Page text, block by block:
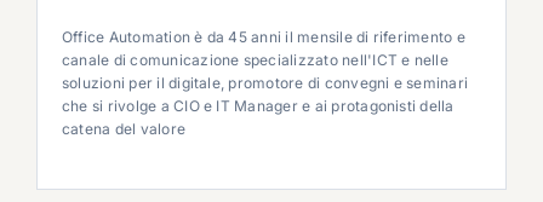
Office Automation è da 45 anni il mensile di riferimento e
canale di comunicazione specializzato nell'ICT e nelle
soluzioni per il digitale, promotore di convegni e seminari
che si rivolge a CIO e IT Manager e ai protagonisti della
catena del valore